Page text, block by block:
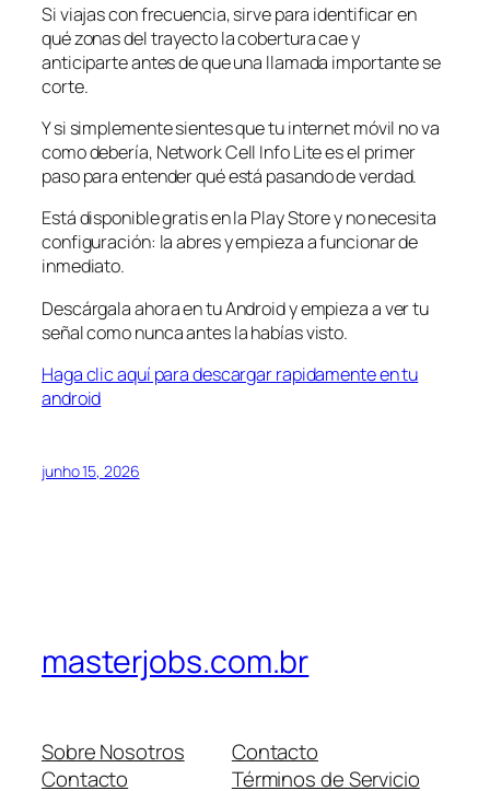
Si viajas con frecuencia, sirve para identificar en
qué zonas del trayecto la cobertura cae y
anticiparte antes de que una llamada importante se
corte.
Y si simplemente sientes que tu internet móvil no va
como debería, Network Cell Info Lite es el primer
paso para entender qué está pasando de verdad.
Está disponible gratis en la Play Store y no necesita
configuración: la abres y empieza a funcionar de
inmediato.
Descárgala ahora en tu Android y empieza a ver tu
señal como nunca antes la habías visto.
Haga clic aquí para descargar rapidamente en tu
android
junho 15, 2026
masterjobs.com.br
Sobre Nosotros
Contacto
Contacto
Términos de Servicio